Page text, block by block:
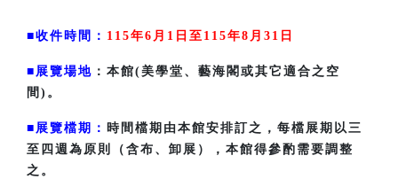
■收件時間： 115年6月1日至115年8月31日
■展覽場地 ：本館(美學堂、藝海閣或其它適合之空
間)。
■展覽檔期： 時間檔期由本館安排訂之，每檔展期以三
至四週為原則（含布、卸展），本館得參酌需要調整
之。